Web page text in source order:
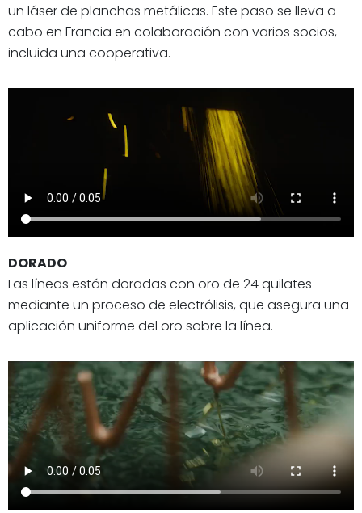
un láser de planchas metálicas. Este paso se lleva a
cabo en Francia en colaboración con varios socios,
incluida una cooperativa.
DORADO
Las líneas están doradas con oro de 24 quilates
mediante un proceso de electrólisis, que asegura una
aplicación uniforme del oro sobre la línea.